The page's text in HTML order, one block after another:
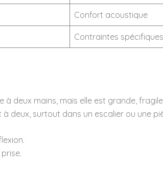
Confort acoustique
Contraintes spécifiques
deux mains, mais elle est grande,
deux, surtout dans un escalier ou une